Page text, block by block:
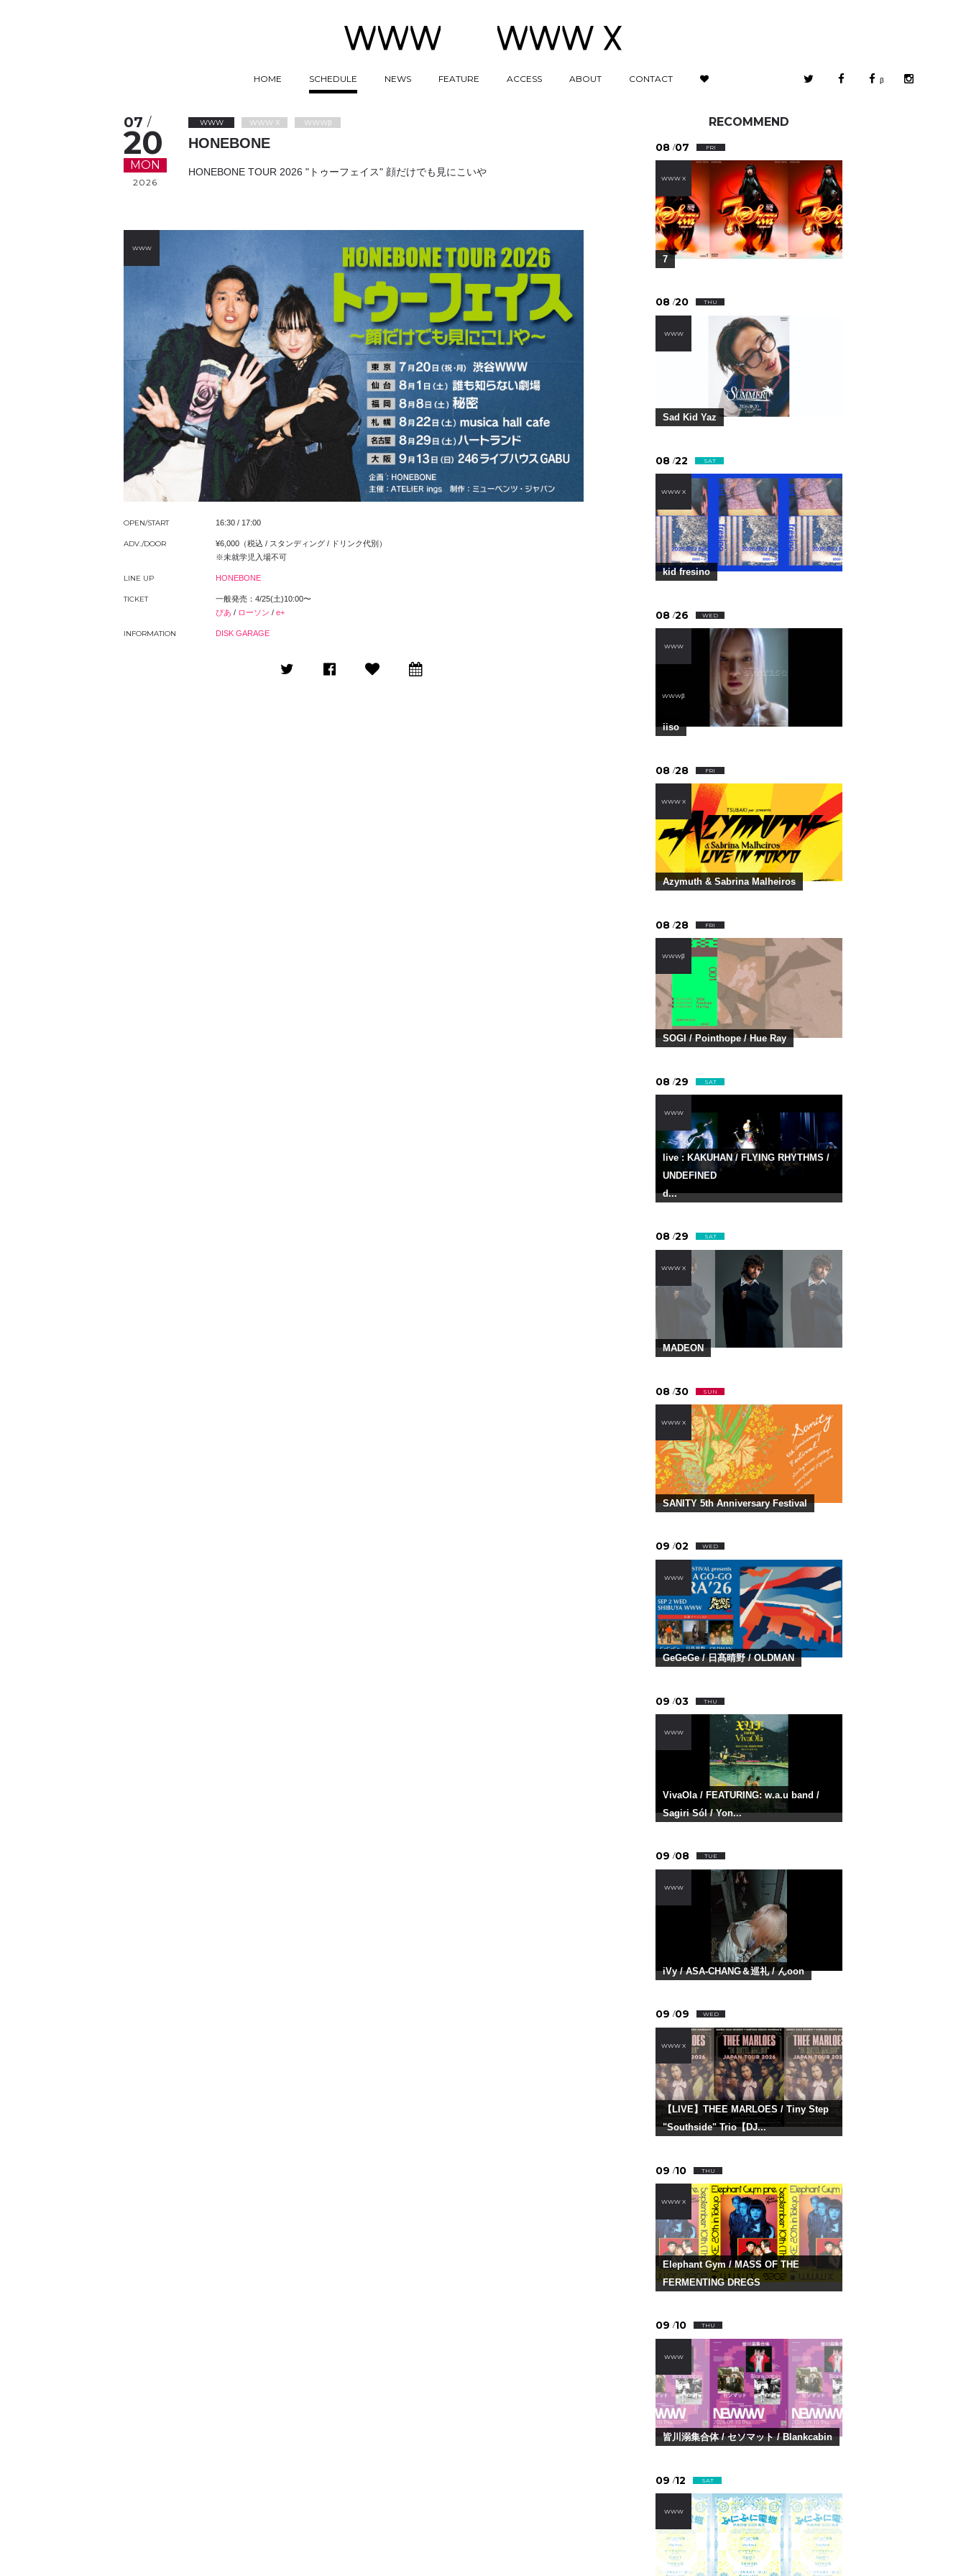
HOME SCHEDULE NEWS FEATURE ACCESS ABOUT CONTACT β
07/
20
MON
2026
WWW WWW X WWWβ
HONEBONE
HONEBONE TOUR 2026 "トゥーフェイス" 顔だけでも見にこいや
WWW
OPEN/START 16:30 / 17:00
ADV./DOOR
¥6,000（税込 / スタンディング / ドリンク代別）
※未就学児入場不可
LINE UP HONEBONE
TICKET
一般発売：4/25(土)10:00〜
ぴあ / ローソン / e+
INFORMATION DISK GARAGE
RECOMMEND
08 /07 FRI
WWW X
7
08 /20 THU
WWW
Sad Kid Yaz
08 /22 SAT
WWW X
kid fresino
08 /26 WED
WWW
WWWβ
iiso
08 /28 FRI
WWW X
Azymuth & Sabrina Malheiros
08 /28 FRI
WWWβ
SOGI / Pointhope / Hue Ray
08 /29 SAT
WWW
live : KAKUHAN / FLYING RHYTHMS /
UNDEFINED
d...
08 /29 SAT
WWW X
MADEON
08 /30 SUN
WWW X
SANITY 5th Anniversary Festival
09 /02 WED
WWW
GeGeGe / 日髙晴野 / OLDMAN
09 /03 THU
WWW
VivaOla / FEATURING: w.a.u band /
Sagiri Sól / Yon...
09 /08 TUE
WWW
iVy / ASA-CHANG＆巡礼 / んoon
09 /09 WED
WWW X
【LIVE】THEE MARLOES / Tiny Step
"Southside" Trio【DJ...
09 /10 THU
WWW X
Elephant Gym / MASS OF THE
FERMENTING DREGS
09 /10 THU
WWW
皆川溺集合体 / セソマット / Blankcabin
09 /12 SAT
WWW